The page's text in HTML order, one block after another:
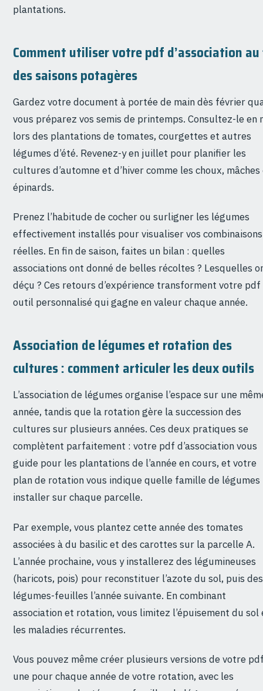
plantations.
Comment utiliser votre pdf d’association
des saisons potagères
Gardez votre document à portée de main dès février
vous préparez vos semis de printemps. Consultez-le en
lors des plantations de tomates, courgettes et autres
légumes d’été. Revenez-y en juillet pour planifier les
cultures d’automne et d’hiver comme les choux, mâches
épinards.
Prenez l’habitude de cocher ou surligner les légumes
effectivement installés pour visualiser vos combinaisons
réelles. En fin de saison, faites un bilan : quelles
associations ont donné de belles récoltes ? Lesquelles
déçu ? Ces retours d’expérience transforment votre pdf
outil personnalisé qui gagne en valeur chaque année.
Association de légumes et rotation des
cultures : comment articuler les deux outils
L’association de légumes organise l’espace sur une
année, tandis que la rotation gère la succession des
cultures sur plusieurs années. Ces deux pratiques se
complètent parfaitement : votre pdf d’association vous
guide pour les plantations de l’année en cours, et votre
plan de rotation vous indique quelle famille de légumes
installer sur chaque parcelle.
Par exemple, vous plantez cette année des tomates
associées à du basilic et des carottes sur la parcelle A.
L’année prochaine, vous y installerez des légumineuses
(haricots, pois) pour reconstituer l’azote du sol, puis des
légumes-feuilles l’année suivante. En combinant
association et rotation, vous limitez l’épuisement du sol
les maladies récurrentes.
Vous pouvez même créer plusieurs versions de votre
une pour chaque année de votre rotation, avec les